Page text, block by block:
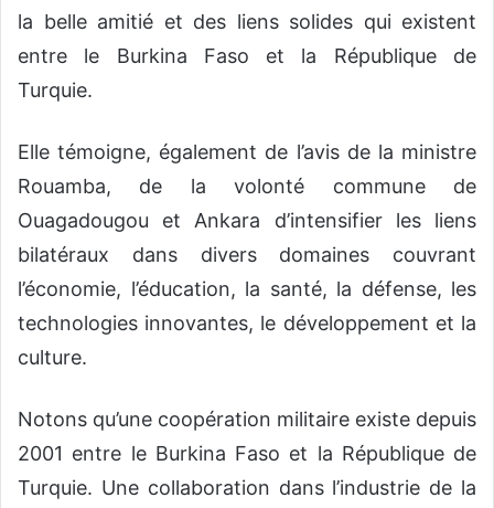
la belle amitié et des liens solides qui existent
entre le Burkina Faso et la République de
Turquie.
Elle témoigne, également de l’avis de la ministre
Rouamba, de la volonté commune de
Ouagadougou et Ankara d’intensifier les liens
bilatéraux dans divers domaines couvrant
l’économie, l’éducation, la santé, la défense, les
technologies innovantes, le développement et la
culture.
Notons qu’une coopération militaire existe depuis
2001 entre le Burkina Faso et la République de
Turquie. Une collaboration dans l’industrie de la